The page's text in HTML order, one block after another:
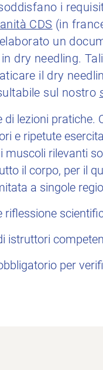
i
CDS (in
un
dry needling.
il dry
sul nostro
di lezioni
e ripetute
muscoli rilevanti
il corpo, per il
a singole
riflessione
istruttori
per